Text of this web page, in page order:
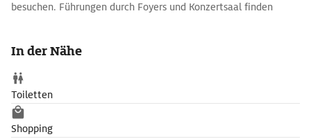
besuchen. Führungen durch Foyers und Konzertsaal finden
Wandbilder, Glasmalereien und Bronzetüren aus der DDR-Zeit,
welche den Kulturpalast von 1969 noch immer schmücken.
In der Nähe
Toiletten
Shopping